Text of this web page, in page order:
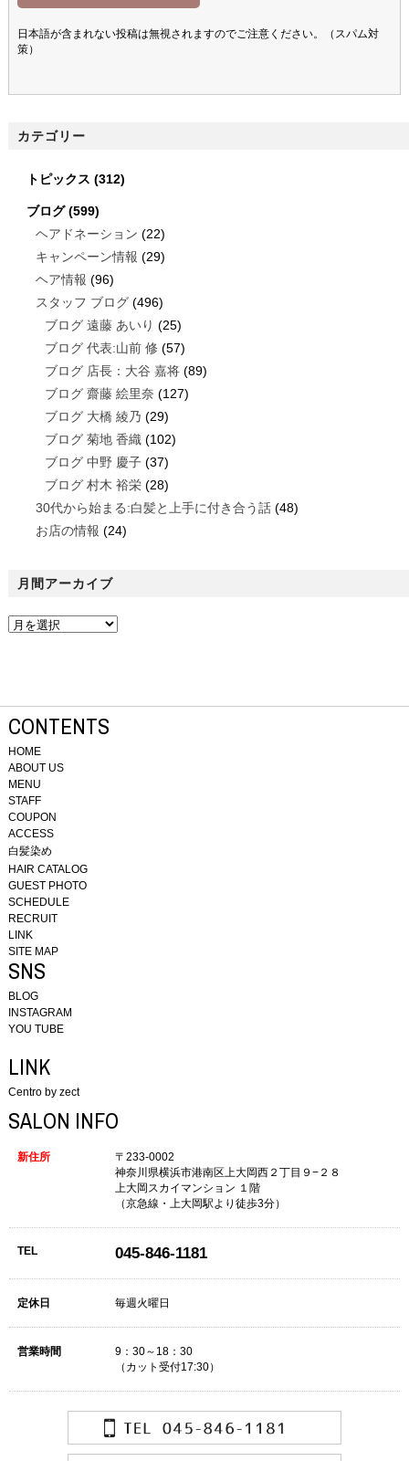
日本語が含まれない投稿は無視されますのでご注意ください。（スパム対
策）
カテゴリー
トピックス (312)
ブログ(599)
ヘアドネーション (22)
キャンペーン情報 (29)
ヘア情報 (96)
スタッフ ブログ(496)
ブログ 遠藤 あいり (25)
ブログ 代表:山前 修 (57)
ブログ 店長：大谷 嘉将(89)
ブログ 齋藤 絵里奈 (127)
ブログ 大橋 綾乃 (29)
ブログ 菊地 香織(102)
ブログ 中野 慶子(37)
ブログ 村木 裕栄(28)
30代から始まる:白髪と上手に付き合う話(48)
お店の情報 (24)
月間アーカイブ
CONTENTS
HOME
ABOUT US
MENU
STAFF
COUPON
ACCESS
白髪染め
HAIR CATALOG
GUEST PHOTO
SCHEDULE
RECRUIT
LINK
SITE MAP
SNS
BLOG
INSTAGRAM
YOU TUBE
LINK
Centro by zect
SALON INFO
新住所
〒233-0002
神奈川県横浜市港南区上大岡西２丁目９−２８
上大岡スカイマンション １階
（京急線・上大岡駅より徒歩3分）
TEL 045-846-1181
定休日 毎週火曜日
営業時間
9：30～18：30
（カット受付17:30）